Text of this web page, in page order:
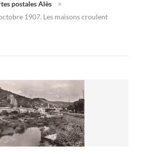
postales Alès
1907. Les maisons croulent